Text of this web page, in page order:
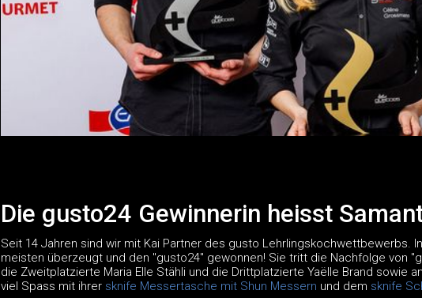
Die gusto24 Gewinnerin heisst
Seit 14 Jahren sind wir mit Kai Partner des gusto Lehrlingskochwettbewerbs.
meisten überzeugt und den "gusto24" gewonnen! Sie tritt die Nachfolge von
die Zweitplatzierte Maria Elle Stähli und die Drittplatzierte Yaëlle Brand sowie
viel Spass mit ihrer sknife Messertasche mit Shun Messern und dem sknife